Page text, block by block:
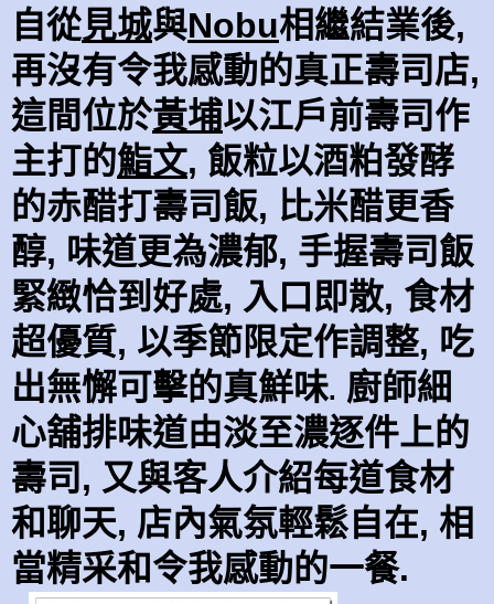
自從見城與Nobu相繼結業後,
再沒有令我感動的真正壽司店,
這間位於黃埔以江戶前壽司作
主打的鮨文, 飯粒以酒粕發酵
的赤醋打壽司飯, 比米醋更香
醇, 味道更為濃郁, 手握壽司飯
緊緻恰到好處, 入口即散, 食材
超優質, 以季節限定作調整, 吃
出無懈可擊的真鮮味. 廚師細
心舖排味道由淡至濃逐件上的
壽司, 又與客人介紹每道食材
和聊天, 店內氣氛輕鬆自在, 相
當精采和令我感動的一餐.